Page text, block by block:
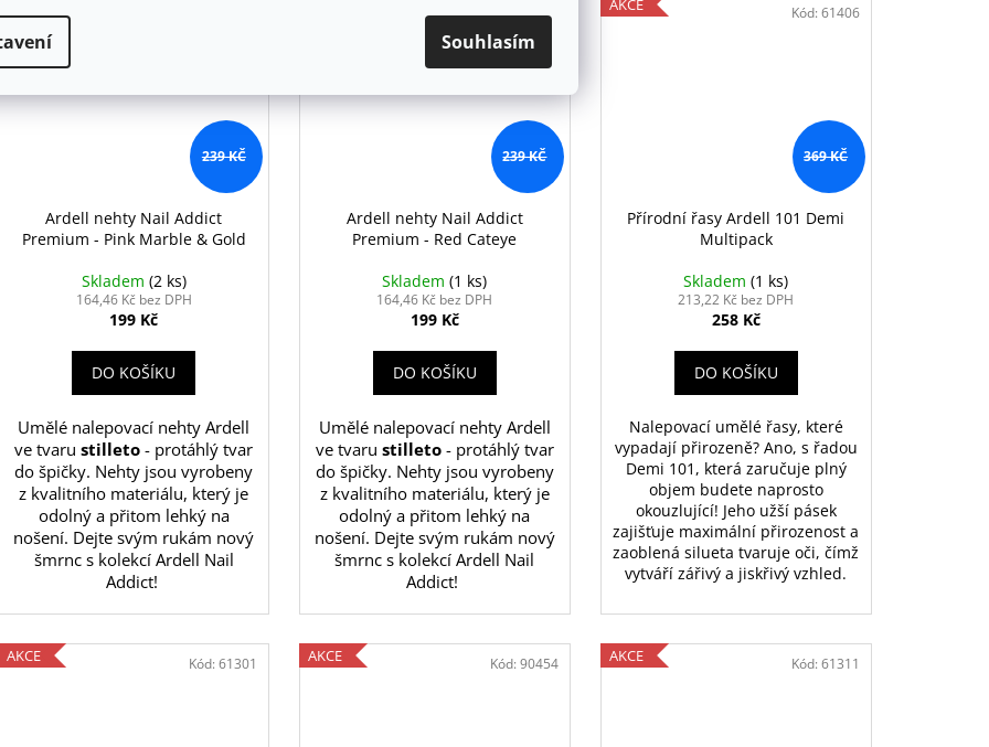
Souhlasím
239 KČ
Ardell nehty Nail Addict
Premium - Pink Marble & Gold
Skladem (2 ks)
164,46 Kč bez DPH
199 Kč
DO KOŠÍKU
Umělé nalepovací nehty Ardell
ve tvarustilleto - protáhlý tvar
do špičky. Nehty jsou vyrobeny
z kvalitního materiálu, který je
odolný a přitom lehký na
nošení. Dejte svým rukám nový
šmrnc s kolekcí Ardell Nail
Addict!
239 KČ
Ardell nehty Nail Addict
Premium - Red Cateye
Skladem(1 ks)
164,46 Kč bez DPH
199 Kč
DO KOŠÍKU
Umělé nalepovací nehty Ardell
ve tvaru stilleto- protáhlý tvar
do špičky. Nehty jsou vyrobeny
z kvalitního materiálu, který je
odolný a přitom lehký na
nošení. Dejte svým rukám nový
šmrnc s kolekcí Ardell Nail
Addict!
Kód:75890 AKCE
369 KČ
Přírodní řasy Ardell 101 Demi
Multipack
Skladem(1 ks)
213,22 Kč bez DPH
258 Kč
DO KOŠÍKU
Nalepovací umělé řasy, které
vypadají přirozeně? Ano, s řadou
Demi 101, která zaručuje plný
objem budete naprosto
okouzlující! Jeho užší pásek
zajišťuje maximální přirozenost a
zaoblená silueta tvaruje oči, čímž
vytváří zářivý a jiskřivý vzhled.
Kód: 61406
AKCE Kód:61301 AKCE Kód: 90454 AKCE Kód: 61311